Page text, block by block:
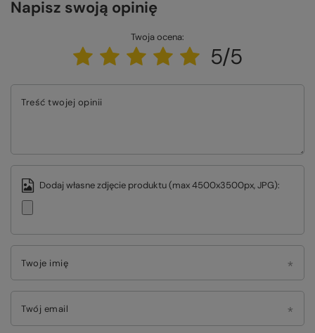
Napisz swoją opinię
Twoja ocena:
5/5
Treść twojej opinii
Dodaj własne zdjęcie produktu (max 4500x3500px, JPG):
Twoje imię
Twój email